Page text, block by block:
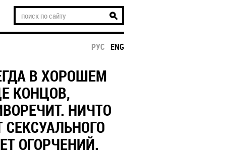
РУС ENG
В ХОРОШЕМ
КОНЦОВ,
НИЧТО
ОГОРЧЕНИЙ.